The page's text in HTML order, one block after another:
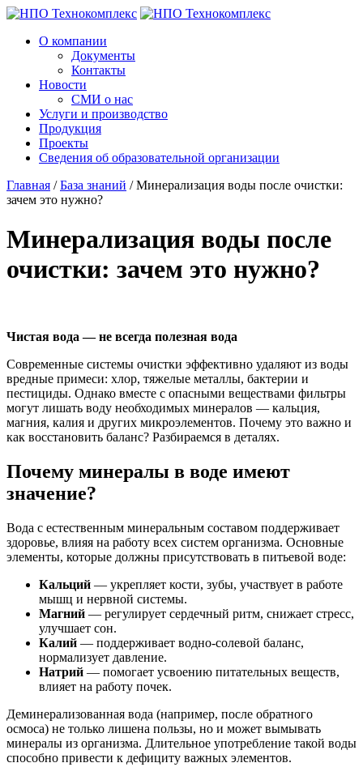
О компании
Документы
Контакты
Новости
СМИ о нас
Услуги и производство
Продукция
Проекты
Сведения об образовательной организации
Главная / База знаний /Минерализация воды после очистки:
зачем это нужно?
Минерализация воды после
очистки: зачем это нужно?
Чистая вода — не всегда полезная вода
Современные системы очистки эффективно удаляют из воды
вредные примеси: хлор, тяжелые металлы, бактерии и
пестициды. Однако вместе с опасными веществами фильтры
могут лишать воду необходимых минералов — кальция,
магния, калия и других микроэлементов. Почему это важно и
как восстановить баланс? Разбираемся в деталях.
Почему минералы в воде имеют
значение?
Вода с естественным минеральным составом поддерживает
здоровье, влияя на работу всех систем организма. Основные
элементы, которые должны присутствовать в питьевой воде:
Кальций — укрепляет кости, зубы, участвует в работе
мышц и нервной системы.
Магний — регулирует сердечный ритм, снижает стресс,
улучшает сон.
Калий — поддерживает водно-солевой баланс,
нормализует давление.
Натрий — помогает усвоению питательных веществ,
влияет на работу почек.
Деминерализованная вода (например, после обратного
осмоса) не только лишена пользы, но и может вымывать
минералы из организма. Длительное употребление такой воды
способно привести к дефициту важных элементов.